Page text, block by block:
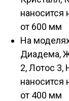
наносится
от 600 мм
На
Диадема,
2, Лотос 3,
наносится
от 400 мм